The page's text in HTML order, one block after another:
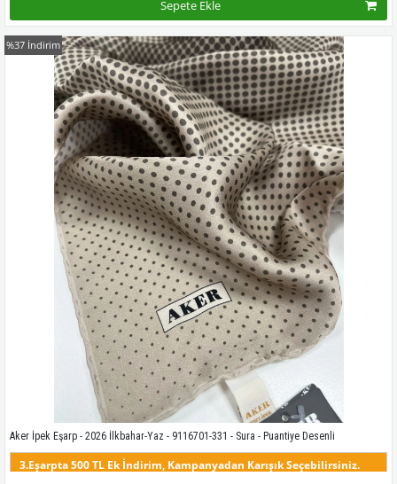
Kampanyadaki tüm modelleri görmek için buraya tıkla
Sepete Ekle
Aker İpek Eşarp - 2026 İlkbahar-Yaz - 9116701-331 - Sura - Puantiye Desenli
3.Eşarpta 500 TL Ek İndirim, Kampanyadan Karışık Seçebilirsiniz.
%37 İndirim